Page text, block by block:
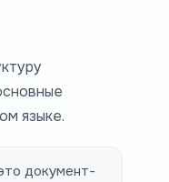
языке.
документ-